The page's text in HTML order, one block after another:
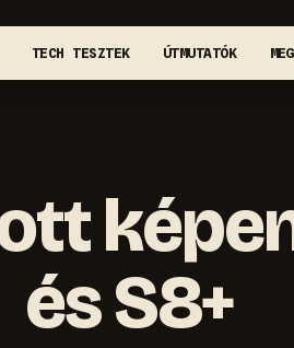
TECH TESZTEK ÚTMUTATÓK
és S8+